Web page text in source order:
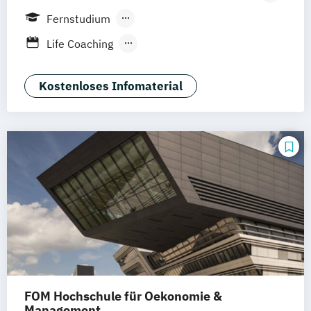
Leipzig
Köln
Fernstudium
Berufsbegleitendes Präsenzstudium
Life Coaching
Psychologie
Kostenloses Infomaterial
FOM Hochschule für Oekonomie &